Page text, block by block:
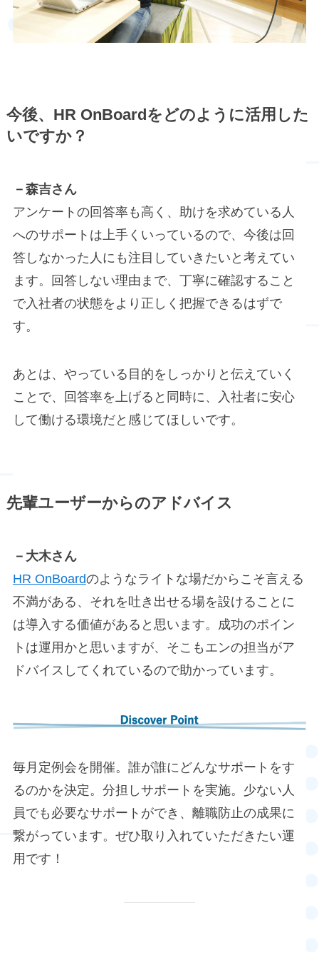
今後、HR OnBoardをどのように活用した
いですか？
－森吉さん
アンケートの回答率も高く、助けを求めている人
へのサポートは上手くいっているので、今後は回
答しなかった人にも注目していきたいと考えてい
ます。回答しない理由まで、丁寧に確認すること
で入社者の状態をより正しく把握できるはずで
す。
あとは、やっている目的をしっかりと伝えていく
ことで、回答率を上げると同時に、入社者に安心
して働ける環境だと感じてほしいです。
先輩ユーザーからのアドバイス
－大木さん
HR OnBoardのようなライトな場だからこそ言える
不満がある、それを吐き出せる場を設けることに
は導入する価値があると思います。成功のポイン
トは運用かと思いますが、そこもエンの担当がア
ドバイスしてくれているので助かっています。
毎月定例会を開催。誰が誰にどんなサポートをす
るのかを決定。分担しサポートを実施。少ない人
員でも必要なサポートができ、離職防止の成果に
繋がっています。ぜひ取り入れていただきたい運
用です！